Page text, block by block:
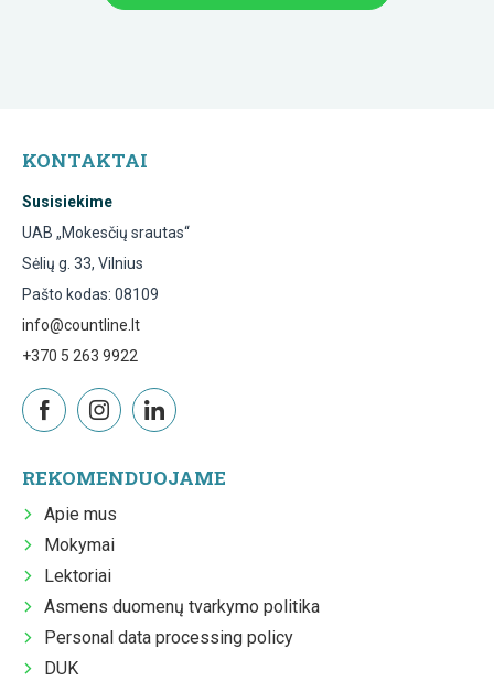
KONTAKTAI
Susisiekime
UAB „Mokesčių srautas“
Sėlių g. 33, Vilnius
Pašto kodas: 08109
info@countline.lt
+370 5 263 9922
REKOMENDUOJAME
Apie mus
Mokymai
Lektoriai
Asmens duomenų tvarkymo politika
Personal data processing policy
DUK